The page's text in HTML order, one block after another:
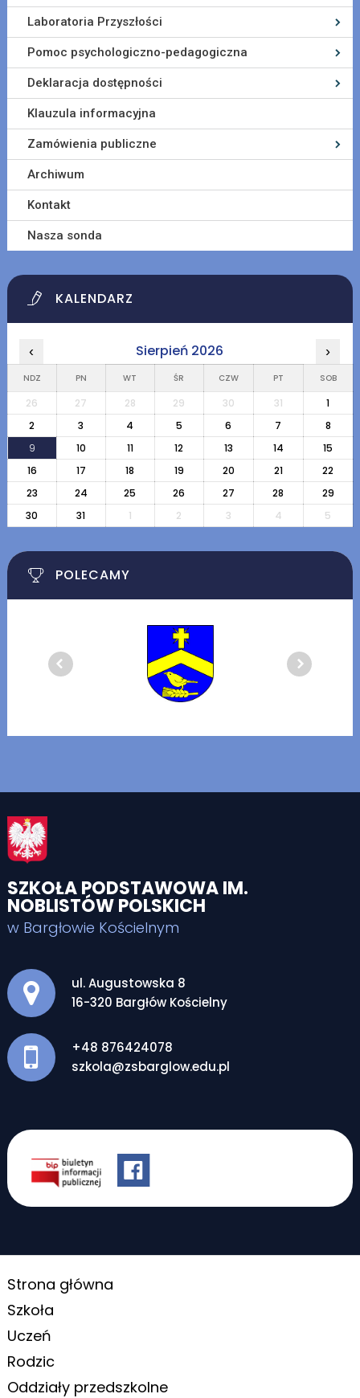
Laboratoria Przyszłości
Pomoc psychologiczno-pedagogiczna
Deklaracja dostępności
Klauzula informacyjna
Zamówienia publiczne
Archiwum
Kontakt
Nasza sonda
KALENDARZ
‹ Sierpień 2026 ›
NDZ PN WT ŚR CZW PT SOB
26 27 28 29 30 31
1
2
3 4 5 6 7
8
9
10 11 12 13 14
15
16
17 18 19 20 21
22
23
24 25 26 27 28
29
30
31 1 2 3 4 5
POLECAMY
SZKOŁA PODSTAWOWA IM.
NOBLISTÓW POLSKICH
w Bargłowie Kościelnym
Adres pocztowy:
ul. Augustowska 8
16-320 Bargłów Kościelny
+48 876424078
szkola@zsbarglow.edu.pl
Strona główna
Szkoła
Uczeń
Rodzic
Oddziały przedszkolne